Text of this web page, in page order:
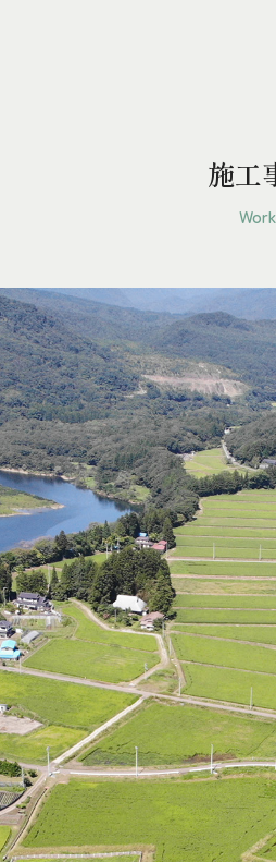
施工